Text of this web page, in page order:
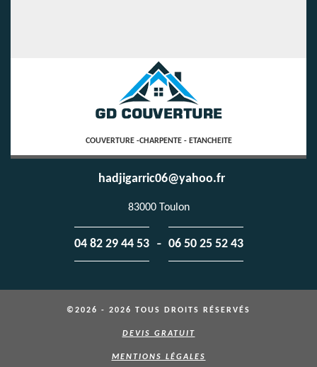
COUVERTURE -CHARPENTE - ETANCHEITE
hadjigarric06@yahoo.fr
83000 Toulon
04 82 29 44 53 - 06 50 25 52 43
©2026 - 2026 TOUS DROITS RÉSERVÉS
DEVIS GRATUIT
MENTIONS LÉGALES